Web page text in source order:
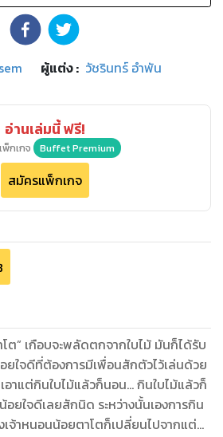
ผู้แต่ง : วัชรินทร์ อำพัน
อ่านเล่มนี้ ฟรี!
กเกจ Buffet Premium
สมัครแพ็กเกจ
ต” เกือบจะพลัดตกจากใบไม้ มันก็ได้รับ
ยใจดีที่ต้องการมีเพื่อนสักตัวไว้เล่นด้วย
าแต่กินใบไม้แล้วก็นอน... กินใบไม้แล้วก็
นิด ระหว่างนั้นเองการกิน
เจ้าหนอนน้อยตาโตก็เปลี่ยนไปจากแต่